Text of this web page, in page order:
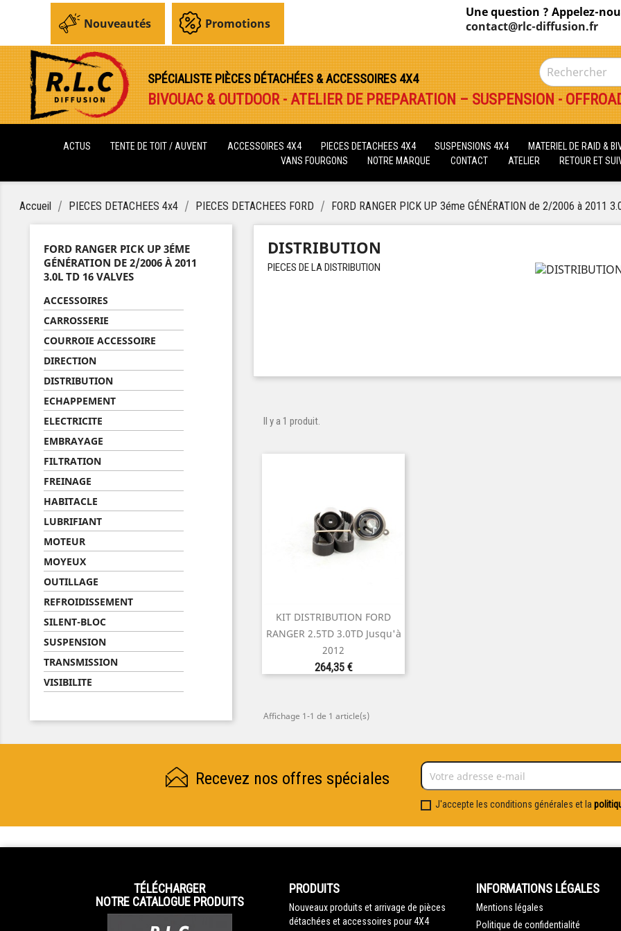
Nouveautés Promotions
Une question ? Appelez-
contact@rlc-diffusion.fr
SPÉCIALISTE PIÈCES DÉTACHÉES & ACCESSOIRES 4X4
BIVOUAC & OUTDOOR - ATELIER DE PREPARATION – SUSPENSION -
ACTUS TENTE DE TOIT / AUVENT ACCESSOIRES 4X4 PIECES DETACHEES 4X4 SUSPENSIONS 4X4 MATERIEL DE RAID &
VANS FOURGONS
NOTRE MARQUE CONTACT ATELIER RETOUR ET
Accueil PIECES DETACHEES 4x4 PIECES DETACHEES FORD FORD RANGER PICK UP 3éme GÉNÉRATION de 2/2006 à 2011
FORD RANGER PICK UP 3ÉME
GÉNÉRATION DE 2/2006 À 2011
3.0L TD 16 VALVES
ACCESSOIRES
CARROSSERIE
COURROIE ACCESSOIRE
DIRECTION
DISTRIBUTION
ECHAPPEMENT
ELECTRICITE
EMBRAYAGE
FILTRATION
FREINAGE
HABITACLE
LUBRIFIANT
MOTEUR
MOYEUX
OUTILLAGE
REFROIDISSEMENT
SILENT-BLOC
SUSPENSION
TRANSMISSION
VISIBILITE
DISTRIBUTION
PIECES DE LA DISTRIBUTION
Il y a 1 produit.
KIT DISTRIBUTION FORD
RANGER 2.5TD 3.0TD Jusqu'à
2012
Prix
264,35 €
Aperçu rapide
Affichage 1-1 de 1 article(s)
Recevez nos offres spéciales
J'accepte les conditions générales et la
TÉLÉCHARGER
NOTRE CATALOGUE PRODUITS
PRODUITS
Nouveaux produits et arrivage de pièces
détachées et accessoires pour 4X4
INFORMATIONS LÉGALES
Mentions légales
Politique de confidentialité